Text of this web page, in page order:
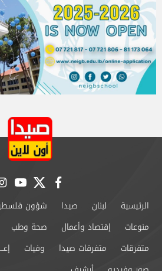
facebook
twitter
الرئيسية لبنان صيدا شؤون
منوعات
إقتصاد وأعمال صحة وطب
متفرقات
متفرقات صيدا وفيات